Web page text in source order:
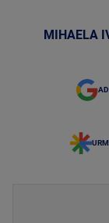
MIHAELA